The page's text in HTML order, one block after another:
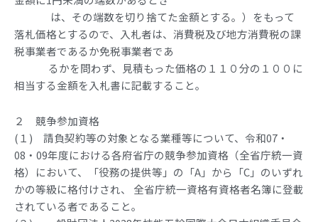
は、その端数を切り捨てた金額とする。）をもって
落札価格とするので、入札者は、消費税及び地方消費税の課
税事業者であるか免税事業者であ
るかを問わず、見積もった価格の１１０分の１００に
相当する金額を入札書に記載すること。
２ 競争参加資格
(１) 請負契約等の対象となる業種等について、令和07・
08・09年度における各府省庁の競争参加資格（全省庁統一資
格）において、「役務の提供等」の「A」から「C」のいずれ
かの等級に格付けされ、 全省庁統一資格有資格者名簿に登載
されている者であること。